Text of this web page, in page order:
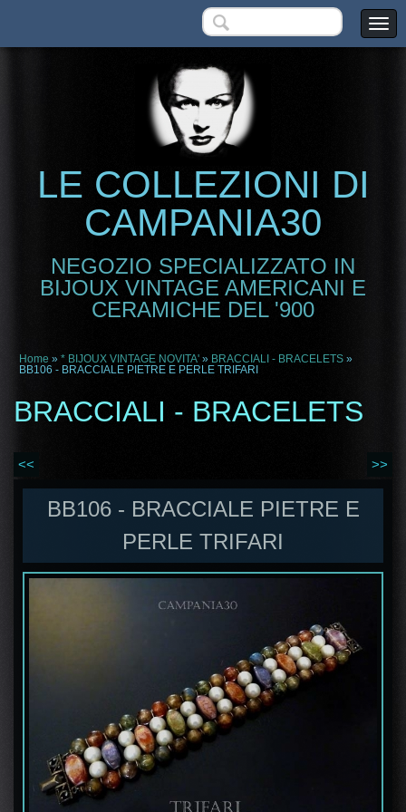
LE COLLEZIONI DI
CAMPANIA30
NEGOZIO SPECIALIZZATO IN
BIJOUX VINTAGE AMERICANI E
CERAMICHE DEL '900
Home » * BIJOUX VINTAGE NOVITA' » BRACCIALI - BRACELETS »
BB106 - BRACCIALE PIETRE E PERLE TRIFARI
BRACCIALI - BRACELETS
<< >>
BB106 - BRACCIALE PIETRE E
PERLE TRIFARI